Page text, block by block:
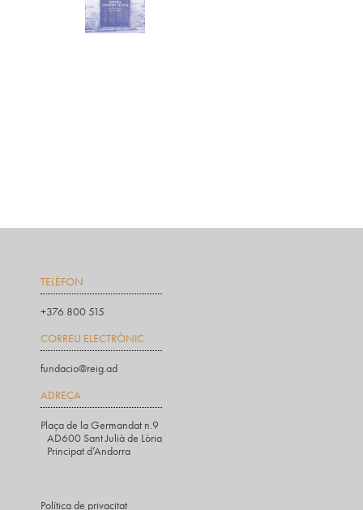
TELÈFON
+376 800 515
CORREU ELECTRÒNIC
fundacio@reig.ad
ADREÇA
Plaça de la Germandat n.9
AD600 Sant Julià de Lòria
Principat d’Andorra
Política de privacitat